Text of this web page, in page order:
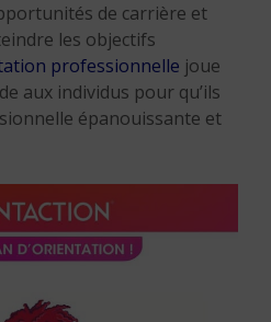
de carrière et
les objectifs
professionnelle joue
aux individus pour qu’ils
épanouissante et